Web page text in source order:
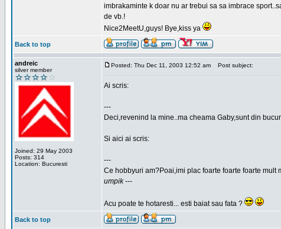
imbrakaminte k doar nu ar trebui sa sa imbrace
de vb.!
Nice2MeetU,guys! Bye,kiss ya
Back to top
andreic
silver member
Joined: 29 May 2003
Posts: 314
Location: Bucuresti
Posted: Thu Dec 11, 2003 12:52 am Post subject:
Ai scris:
---
Deci,revenind la mine..ma cheama Gaby,sunt din
Si aici ai scris:
---
Ce hobbyuri am?Poai,imi plac foarte foarte foarte
umpik---
Acu poate te hotaresti... esti baiat sau fata ?
Back to top